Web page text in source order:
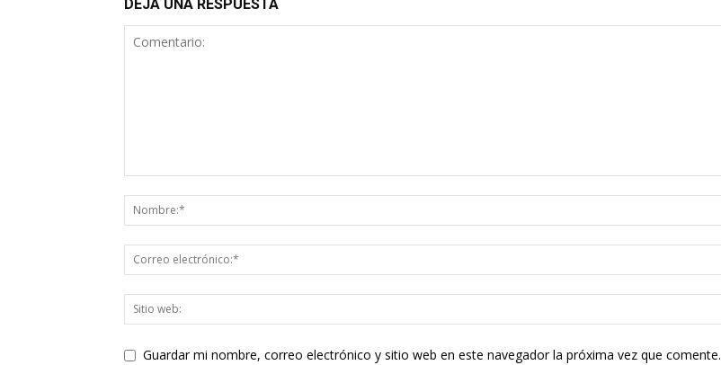
DEJA UNA RESPUESTA
Guardar mi nombre, correo electrónico y sitio web en este navegador la próxima vez que comente.